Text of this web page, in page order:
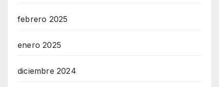
febrero 2025
enero 2025
diciembre 2024